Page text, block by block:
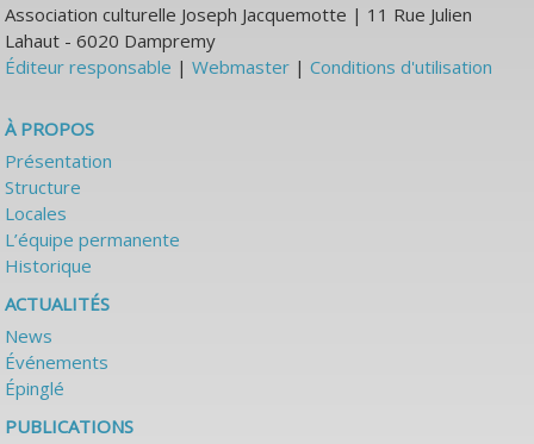
Association culturelle Joseph Jacquemotte | 11 Rue Julien
Lahaut - 6020 Dampremy
Éditeur responsable |Webmaster |Conditions d'utilisation
À PROPOS
Présentation
Structure
Locales
L’équipe permanente
Historique
ACTUALITÉS
News
Événements
Épinglé
PUBLICATIONS